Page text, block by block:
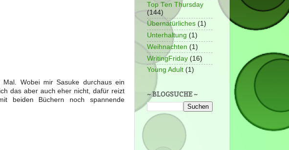
Wobei mir Sasuke durchaus ein
das aber auch eher nicht, dafür reizt
beiden Büchern noch spannende
Top Ten Thursday
(144)
Übernatürliches (1)
Unterhaltung (1)
Weihnachten (1)
WritingFriday (16)
Young Adult (1)
~ BLOGSUCHE ~